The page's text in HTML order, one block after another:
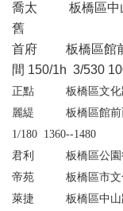
喬太
板橋區中
舊
首府
板橋區館
間 150/1h 3/530
正點 板橋區文化
麗緹 板橋區館前
1/180 1360--1480
君利 板橋區公園
帝苑 板橋區市文化
萊捷 板橋區中山路